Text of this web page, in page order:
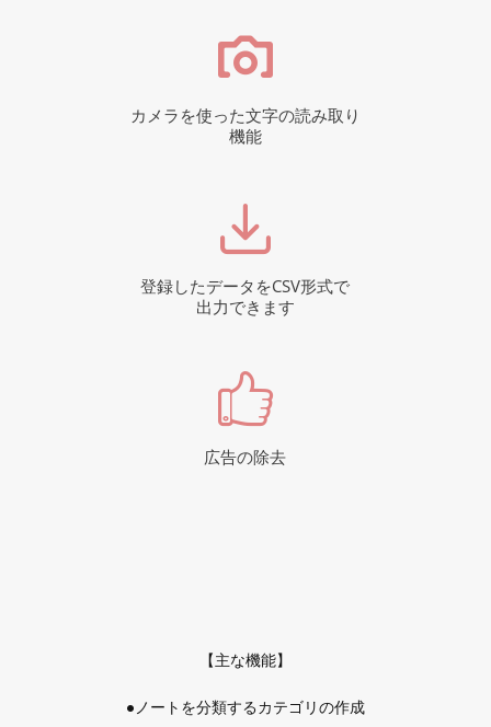
カメラを使った文字の読み取り
機能
登録したデータをCSV形式で
出力できます
広告の除去
【主な機能】
●ノートを分類するカテゴリの作成